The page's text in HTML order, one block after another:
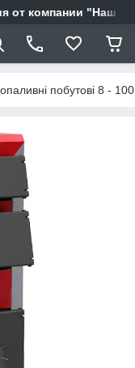
от компании "Наш
побутові 8 - 100